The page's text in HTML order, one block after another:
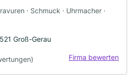
· Schmuck · Uhrmacher ·
Groß-Gerau
Firma bewerten